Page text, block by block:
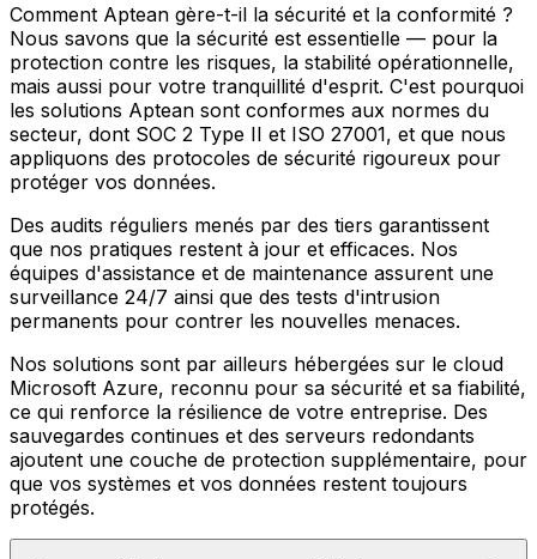
Comment Aptean gère-t-il la sécurité et la conformité ?
Nous savons que la sécurité est essentielle — pour la
protection contre les risques, la stabilité opérationnelle,
mais aussi pour votre tranquillité d'esprit. C'est pourquoi
les solutions Aptean sont conformes aux normes du
secteur, dont SOC 2 Type II et ISO 27001, et que nous
appliquons des protocoles de sécurité rigoureux pour
protéger vos données.
Des audits réguliers menés par des tiers garantissent
que nos pratiques restent à jour et efficaces. Nos
équipes d'assistance et de maintenance assurent une
surveillance 24/7 ainsi que des tests d'intrusion
permanents pour contrer les nouvelles menaces.
Nos solutions sont par ailleurs hébergées sur le cloud
Microsoft Azure, reconnu pour sa sécurité et sa fiabilité,
ce qui renforce la résilience de votre entreprise. Des
sauvegardes continues et des serveurs redondants
ajoutent une couche de protection supplémentaire, pour
que vos systèmes et vos données restent toujours
protégés.